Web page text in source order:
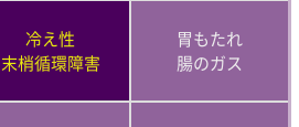
冷え性
末梢循環障害
胃もたれ
腸のガス